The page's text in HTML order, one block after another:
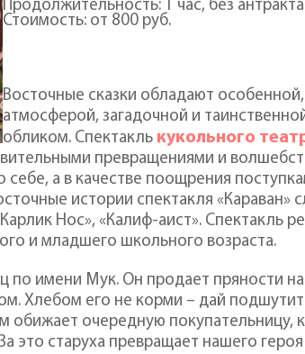
Продолжительность: 1 час, без
Стоимость: от 800 руб.
Восточные сказки обладают
атмосферой, загадочной и
обликом. Спектакль кукольного
превращениями и
а в качестве поощрения
истории спектакля
Нос», «Калиф-аист». Спектакль
и младшего школьного возраста.
по имени Мук. Он продает пряности
Хлебом его не корми – дай
очередную покупательницу,
это старуха превращает нашего героя